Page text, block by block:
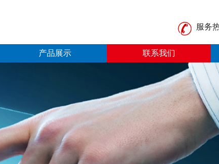
服务
产品展示 联系我们